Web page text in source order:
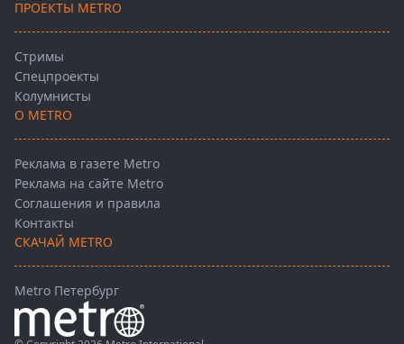
ПРОЕКТЫ METRO
Стримы
Спецпроекты
Колумнисты
О METRO
Реклама в газете Metro
Реклама на сайте Metro
Соглашения и правила
Контакты
СКАЧАЙ METRO
Metro Петербург